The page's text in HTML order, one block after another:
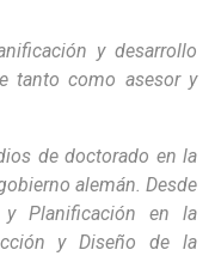
y desarrollo
tanto como asesor y
de doctorado en la
alemán. Desde
Planificación en la
y Diseño de la